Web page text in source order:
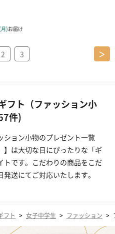
2 3 ＞
フト（ファッション小
件)
ション小物のプレゼント一覧
】は大切な日にぴったりな「ギ
トです。こだわりの商品をこだ
送にてご対応いたします。
フト > 女子中学生 > ファッション >